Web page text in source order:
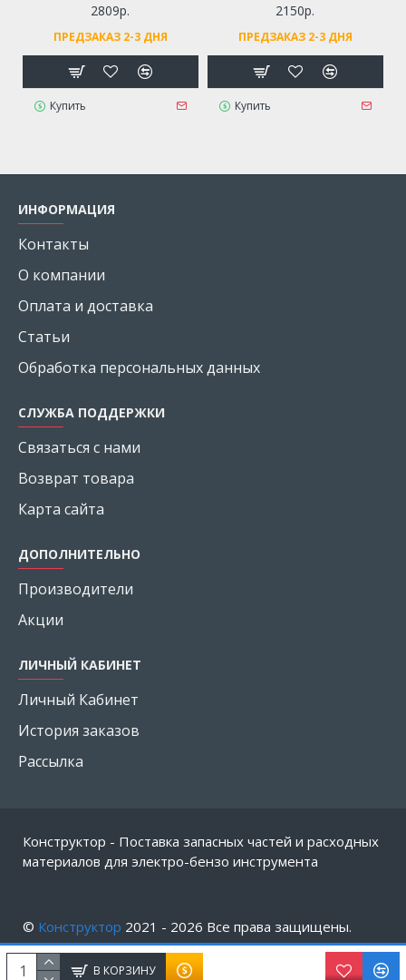
В КОРЗИНУ
РЕГУЛИРУЮЩЕЙ СТРУЮ
ВОДЫ (РЕЗЬБА М14)
2809р.
ПРЕДЗАКАЗ 2-3 ДНЯ
Купить
(РЕЗЬБА М22)
2150р.
ПРЕДЗАКАЗ 2-3 ДНЯ
Купить
ИНФОРМАЦИЯ
Контакты
О компании
Оплата и доставка
Статьи
Обработка персональных данных
СЛУЖБА ПОДДЕРЖКИ
Связаться с нами
Возврат товара
Карта сайта
ДОПОЛНИТЕЛЬНО
Производители
Акции
ЛИЧНЫЙ КАБИНЕТ
Личный Кабинет
История заказов
Рассылка
Конструктор - Поставка запасных частей и расходных
материалов для электро-бензо инструмента
© Конструктор 2021 - 2026 Все права защищены.